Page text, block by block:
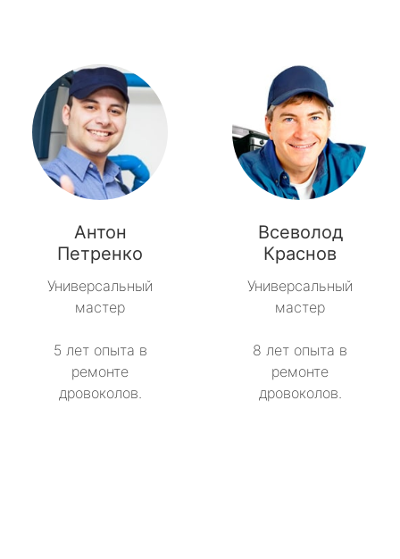
Антон
Петренко
Универсальный
мастер
5 лет опыта в
ремонте
дровоколов.
Всеволод
Краснов
Универсальный
мастер
8 лет опыта в
ремонте
дровоколов.